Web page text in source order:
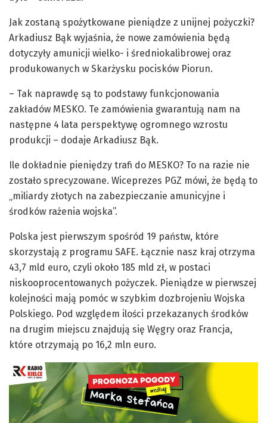
Jak zostaną spożytkowane pieniądze z unijnej pożyczki?
Arkadiusz Bąk wyjaśnia, że nowe zamówienia będą
dotyczyły amunicji wielko- i średniokalibrowej oraz
produkowanych w Skarżysku pocisków Piorun.
– Tak naprawdę są to podstawy funkcjonowania
zakładów MESKO. Te zamówienia gwarantują nam na
następne 4 lata perspektywę ogromnego wzrostu
produkcji – dodaje Arkadiusz Bąk.
Ile dokładnie pieniędzy trafi do MESKO? To na razie nie
zostało sprecyzowane. Wiceprezes PGZ mówi, że będą to
„miliardy złotych na zabezpieczanie amunicyjne i
środków rażenia wojska”.
Polska jest pierwszym spośród 19 państw, które
skorzystają z programu SAFE. Łącznie nasz kraj otrzyma
43,7 mld euro, czyli około 185 mld zł, w postaci
niskooprocentowanych pożyczek. Pieniądze w pierwszej
kolejności mają pomóc w szybkim dozbrojeniu Wojska
Polskiego. Pod względem ilości przekazanych środków
na drugim miejscu znajdują się Węgry oraz Francja,
które otrzymają po 16,2 mln euro.